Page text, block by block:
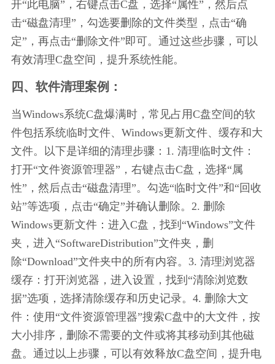
开“此电脑”，右键点击C盘，选择“属性”，然后点
击“磁盘清理”，勾选要删除的文件类型，点击“确
定”，再点击“删除文件”即可。通过这些步骤，可以
有效清理C盘空间，提升系统性能。
四、软件清理案例：
当Windows系统C盘爆满时，常见占用C盘空间的软
件包括系统临时文件、Windows更新文件、缓存和大
文件。以下是详细的清理步骤：1. 清理临时文件：
打开“文件资源管理器”，右键点击C盘，选择“属
性”，然后点击“磁盘清理”。勾选“临时文件”和“回收
站”等选项，点击“确定”并确认删除。2. 删除
Windows更新文件：进入C盘，找到“Windows”文件
夹，进入“SoftwareDistribution”文件夹，删
除“Download”文件夹中的所有内容。3. 清理浏览器
缓存：打开浏览器，进入设置，找到“清除浏览数
据”选项，选择清除缓存和历史记录。4. 删除大文
件：使用“文件资源管理器”搜索C盘中的大文件，按
大小排序，删除不需要的文件或将其移动到其他磁
盘。通过以上步骤，可以有效释放C盘空间，提升电